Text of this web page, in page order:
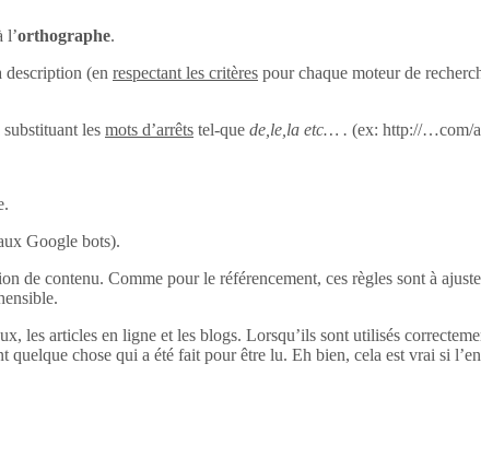
l’orthographe.
description (en respectant les critères pour chaque moteur de
les mots d’arrêts tel-que de,le,la etc… . (ex: http://…com/
Google bots).
de contenu. Comme pour le référencement, ces règles sont à
les articles en ligne et les blogs. Lorsqu’ils sont utilisés
chose qui a été fait pour être lu. Eh bien, cela est vrai si